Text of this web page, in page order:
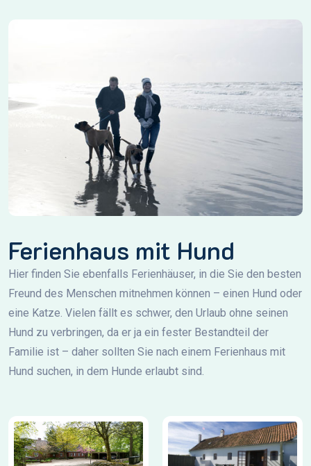
Ferienhaus mit Hund
Hier finden Sie ebenfalls Ferienhäuser, in die Sie den besten
Freund des Menschen mitnehmen können – einen Hund oder
eine Katze. Vielen fällt es schwer, den Urlaub ohne seinen
Hund zu verbringen, da er ja ein fester Bestandteil der
Familie ist – daher sollten Sie nach einem Ferienhaus mit
Hund suchen, in dem Hunde erlaubt sind.